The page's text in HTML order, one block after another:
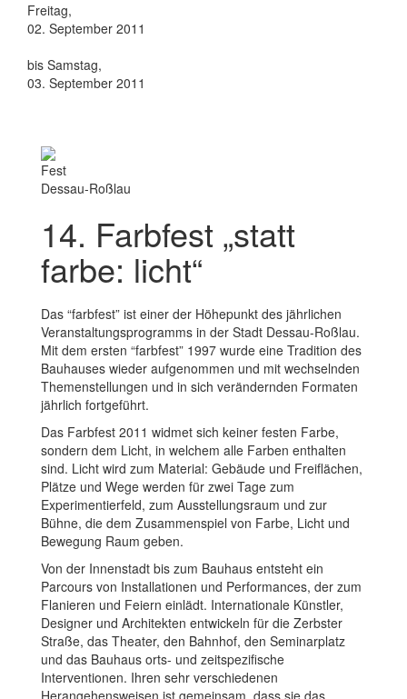
Freitag,
02. September 2011
bis Samstag,
03. September 2011
Fest
Dessau-Roßlau
14. Farbfest „statt
farbe: licht“
Das “farbfest” ist einer der Höhepunkt des jährlichen
Veranstaltungsprogramms in der Stadt Dessau-Roßlau.
Mit dem ersten “farbfest” 1997 wurde eine Tradition des
Bauhauses wieder aufgenommen und mit wechselnden
Themenstellungen und in sich verändernden Formaten
jährlich fortgeführt.
Das Farbfest 2011 widmet sich keiner festen Farbe,
sondern dem Licht, in welchem alle Farben enthalten
sind. Licht wird zum Material: Gebäude und Freiflächen,
Plätze und Wege werden für zwei Tage zum
Experimentierfeld, zum Ausstellungsraum und zur
Bühne, die dem Zusammenspiel von Farbe, Licht und
Bewegung Raum geben.
Von der Innenstadt bis zum Bauhaus entsteht ein
Parcours von Installationen und Performances, der zum
Flanieren und Feiern einlädt. Internationale Künstler,
Designer und Architekten entwickeln für die Zerbster
Straße, das Theater, den Bahnhof, den Seminarplatz
und das Bauhaus orts- und zeitspezifische
Interventionen. Ihren sehr verschiedenen
Herangehensweisen ist gemeinsam, dass sie das